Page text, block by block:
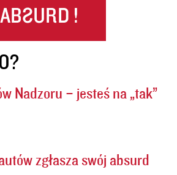
Nadzoru – jesteś na „tak”
zgłasza swój absurd